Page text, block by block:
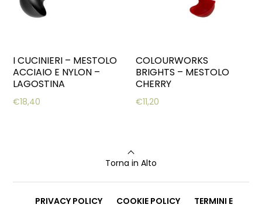
I CUCINIERI – MESTOLO
ACCIAIO E NYLON –
LAGOSTINA
€18,40
COLOURWORKS
BRIGHTS – MESTOLO
CHERRY
€11,20
Torna in Alto
PRIVACY POLICY COOKIE POLICY
TERMINI E